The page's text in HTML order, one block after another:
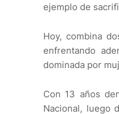
ejemplo de
Hoy, combina
enfrentando
dominada por
Con 13 años
Nacional, luego